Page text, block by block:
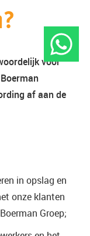
voor
af aan de
in opslag en
onze klanten
Groep;